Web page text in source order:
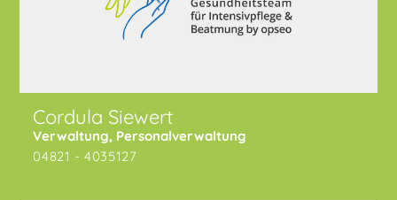
Cordula Siewert
Verwaltung, Personalverwaltung
04821 - 4035127